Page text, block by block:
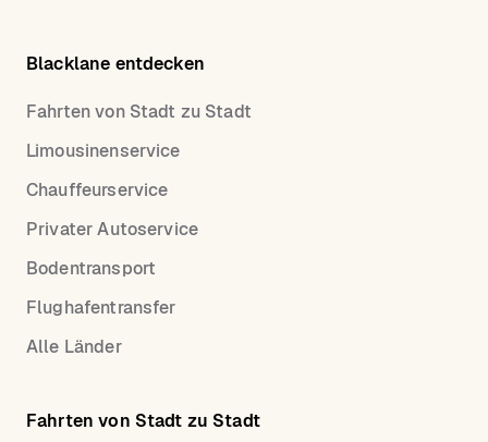
Blacklane entdecken
Fahrten von Stadt zu Stadt
Limousinenservice
Chauffeurservice
Privater Autoservice
Bodentransport
Flughafentransfer
Alle Länder
Fahrten von Stadt zu Stadt